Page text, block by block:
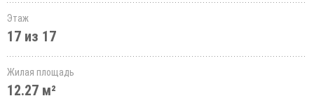
Этаж
17 из 17
Жилая площадь
12.27 м²